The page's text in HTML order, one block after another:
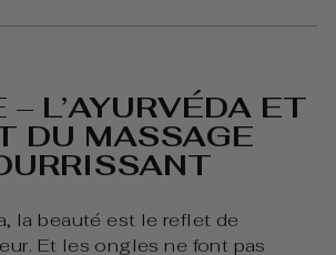
– L’AYURVÉDA ET
DU MASSAGE
la beauté est le reflet de
Et les ongles ne font pas